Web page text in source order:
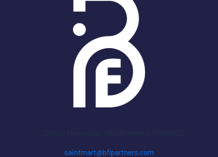
saintmart@bfipartners.com